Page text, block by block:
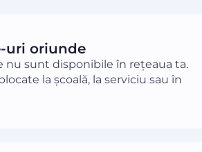
uri oriunde
nu sunt disponibile în rețeaua ta.
la școală, la serviciu sau în